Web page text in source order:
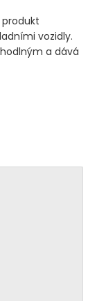
vozidly.
a dává